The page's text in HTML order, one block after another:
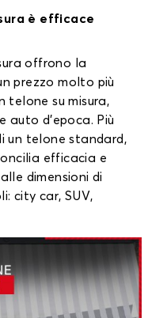
è efficace
offrono la
prezzo molto più
telone su misura,
auto d'epoca. Più
un telone standard,
efficacia e
dimensioni di
city car, SUV,